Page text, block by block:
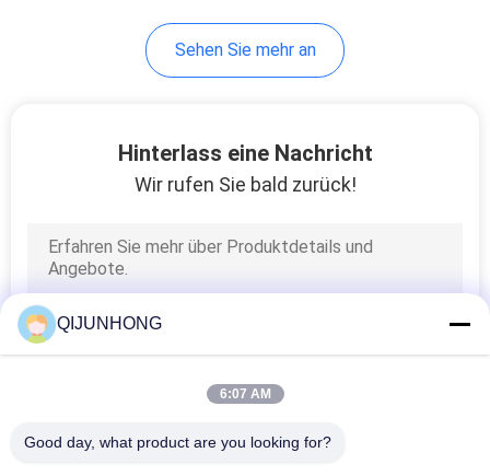
Plastiknebel-Sprüher
Plastiküberwurfmutter
Sehen Sie mehr an
Hinterlass eine Nachricht
Wir rufen Sie bald zurück!
QIJUNHONG
6:07 AM
Good day, what product are you looking for?